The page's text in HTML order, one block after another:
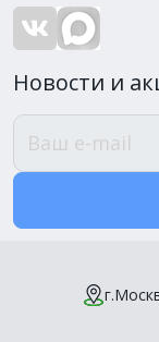
Новости и